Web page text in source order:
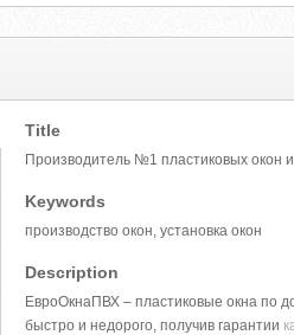
Title
Производитель №1 пластиковых окон
Keywords
производство окон, установка окон
Description
ЕвроОкнаПВХ – пластиковые окна по
быстро и недорого, получив гарантии